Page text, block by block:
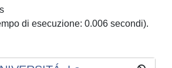
di esecuzione: 0.006 secondi).